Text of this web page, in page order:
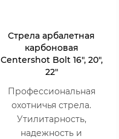
Стрела арбалетная
карбоновая
Centershot Bolt 16", 20",
22"
Профессиональная
охотничья стрела.
Утилитарность,
надежность и